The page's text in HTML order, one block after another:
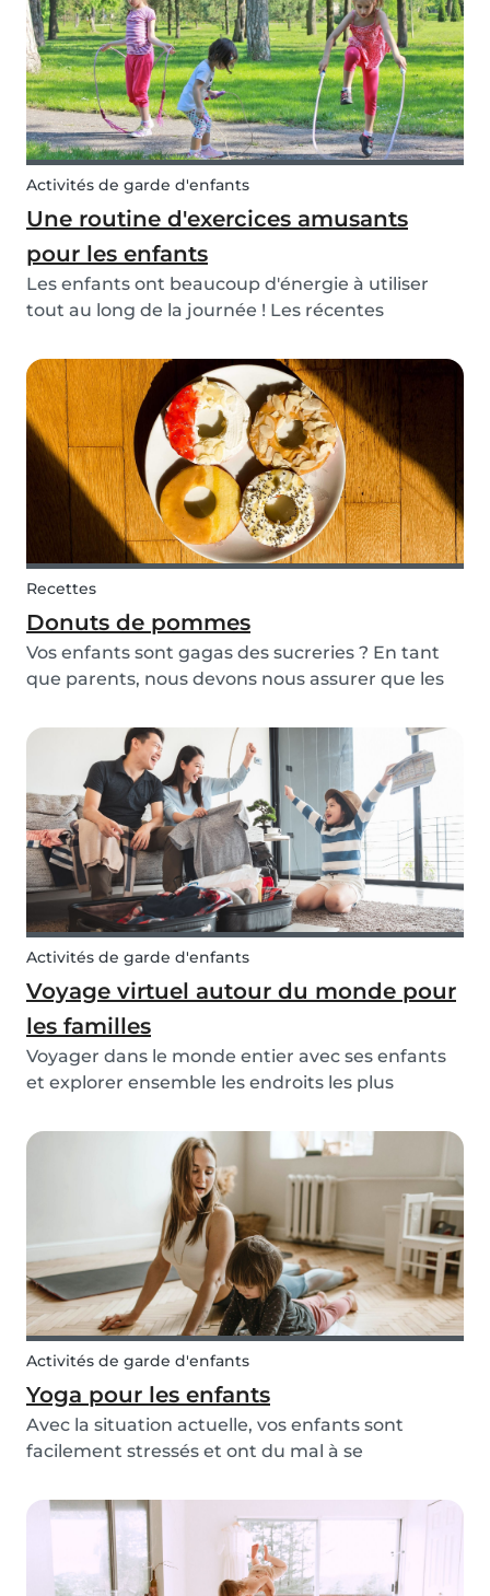
votre enfant !
Activités de garde d'enfants
Une routine d'exercices amusants
pour les enfants
Les enfants ont beaucoup d'énergie à utiliser
tout au long de la journée ! Les récentes
beaucoup de structures sportives à fermer, mais
cela ne veut pas dire que nous devons renoncer
à être actifs...
Recettes
Donuts de pommes
Vos enfants sont gagas des sucreries ? En tant
que parents, nous devons nous assurer que les
apporter tous les nutriments dont ils ont besoin.
Pourquoi ne pas les surprendre avec des
“donuts” d...
Activités de garde d'enfants
Voyage virtuel autour du monde pour
les familles
Voyager dans le monde entier avec ses enfants
et explorer ensemble les endroits les plus
beaucoup. Des familles comme The Bucket List
Family ont des millions d'adeptes sur Instagram
Activités de garde d'enfants
Yoga pour les enfants
Avec la situation actuelle, vos enfants sont
facilement stressés et ont du mal à se
yoga est extrêmement bénéfique pour les
adultes et les enfants. C'est l'une des activités les